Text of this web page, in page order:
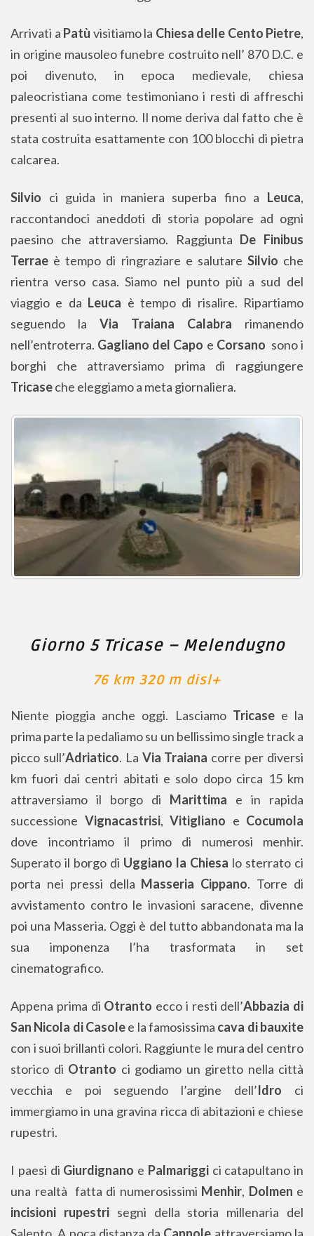
Arrivati a Patù visitiamo la Chiesa delle Cento Pietre,
in origine mausoleo funebre costruito nell’ 870 D.C. e
poi divenuto, in epoca medievale, chiesa
paleocristiana come testimoniano i resti di affreschi
presenti al suo interno. Il nome deriva dal fatto che è
stata costruita esattamente con 100 blocchi di pietra
calcarea.
Silvio ci guida in maniera superba fino a Leuca,
raccontandoci aneddoti di storia popolare ad ogni
paesino che attraversiamo. Raggiunta De Finibus
Terrae è tempo di ringraziare e salutare Silvio che
rientra verso casa. Siamo nel punto più a sud del
viaggio e da Leuca è tempo di risalire. Ripartiamo
seguendo la Via Traiana Calabra rimanendo
nell’entroterra. Gagliano del Capo e Corsano sono i
borghi che attraversiamo prima di raggiungere
Tricaseche eleggiamo a meta giornaliera.
Giorno 5 Tricase – Melendugno
76 km 320 m disl+
Niente pioggia anche oggi. Lasciamo Tricasee la
prima parte la pedaliamo su un bellissimo single track a
picco sull’Adriatico. La Via Traiana corre per diversi
km fuori dai centri abitati e solo dopo circa 15 km
attraversiamo il borgo di Marittima e in rapida
successione Vignacastrisi, Vitigliano e Cocumola
dove incontriamo il primo di numerosi menhir.
Superato il borgo di Uggiano la Chiesa lo sterrato ci
porta nei pressi della Masseria Cippano. Torre di
avvistamento contro le invasioni saracene, divenne
poi una Masseria. Oggi è del tutto abbandonata ma la
sua imponenza l’ha trasformata in set
cinematografico.
Appena prima di Otranto ecco i resti dell’Abbazia di
San Nicola di Casolee la famosissima cava di bauxite
con i suoi brillanti colori. Raggiunte le mura del centro
storico di Otranto ci godiamo un giretto nella città
vecchia e poi seguendo l’argine dell’Idro ci
immergiamo in una gravina ricca di abitazioni e chiese
rupestri.
I paesi di Giurdignano e Palmariggici catapultano in
una realtà fatta di numerosissimi Menhir, Dolmen e
incisioni rupestrisegni della storia millenaria del